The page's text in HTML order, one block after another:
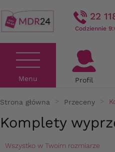
22
Codziennie
Menu Profil
Strona główna Przeceny
Komplety
Wszystko w Twoim rozmiarze